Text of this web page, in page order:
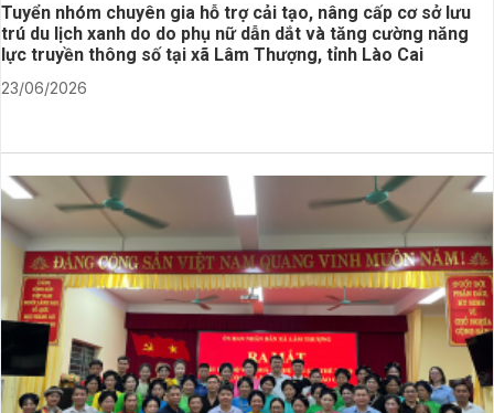
Tuyển nhóm chuyên gia hỗ trợ cải tạo, nâng cấp cơ sở lưu
trú du lịch xanh do do phụ nữ dẫn dắt và tăng cường năng
lực truyền thông số tại xã Lâm Thượng, tỉnh Lào Cai
23/06/2026